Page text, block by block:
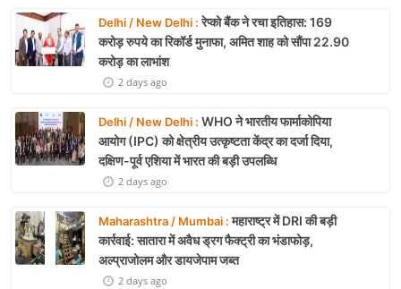
Delhi / New Delhi :रेप्को बैंक ने रचा इतिहास: 169
करोड़ रुपये का रिकॉर्ड मुनाफा, अमित शाह को सौंपा 22.90
करोड़ का लाभांश
2 days ago
Delhi / New Delhi : WHO ने भारतीय फार्माकोपिया
आयोग (IPC) को क्षेत्रीय उत्कृष्टता केंद्र का दर्जा दिया,
दक्षिण-पूर्व एशिया में भारत की बड़ी उपलब्धि
2 days ago
Maharashtra / Mumbai :महाराष्ट्र में DRI की बड़ी
कार्रवाई: सातारा में अवैध ड्रग फैक्ट्री का भंडाफोड़,
अल्प्राजोलम और डायजेपाम जब्त
2 days ago